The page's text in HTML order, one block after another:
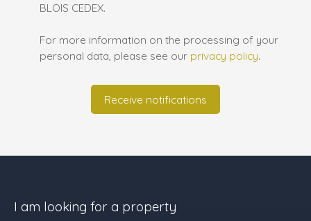
BLOIS CEDEX.
For more information on the processing of your
personal data, please see our privacy policy.
Receive notifications
I am looking for a property